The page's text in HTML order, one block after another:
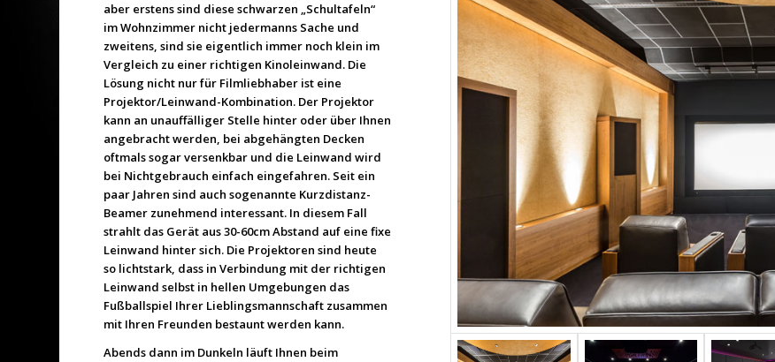
aber erstens sind diese schwarzen „Schultafeln“
im Wohnzimmer nicht jedermanns Sache und
zweitens, sind sie eigentlich immer noch klein im
Vergleich zu einer richtigen Kinoleinwand. Die
Lösung nicht nur für Filmliebhaber ist eine
Projektor/Leinwand-Kombination. Der Projektor
kann an unauffälliger Stelle hinter oder über Ihnen
angebracht werden, bei abgehängten Decken
oftmals sogar versenkbar und die Leinwand wird
bei Nichtgebrauch einfach eingefahren. Seit ein
paar Jahren sind auch sogenannte Kurzdistanz-
Beamer zunehmend interessant. In diesem Fall
strahlt das Gerät aus 30-60cm Abstand auf eine fixe
Leinwand hinter sich. Die Projektoren sind heute
so lichtstark, dass in Verbindung mit der richtigen
Leinwand selbst in hellen Umgebungen das
Fußballspiel Ihrer Lieblingsmannschaft zusammen
mit Ihren Freunden bestaunt werden kann.
Abends dann im Dunkeln läuft Ihnen beim